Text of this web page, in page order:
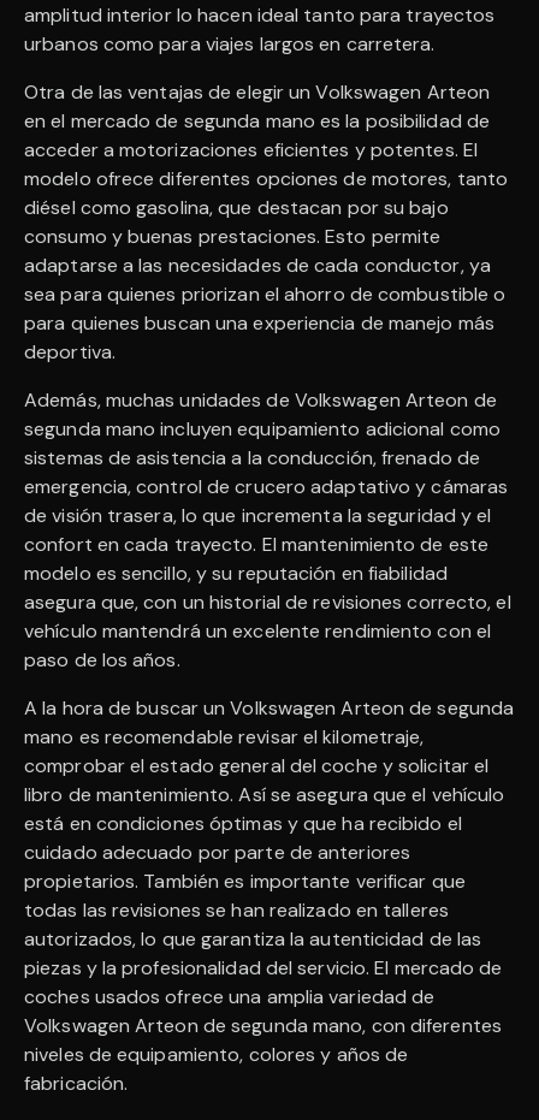
amplitud interior lo hacen ideal tanto para trayectos
urbanos como para viajes largos en carretera.
Otra de las ventajas de elegir un Volkswagen Arteon
en el mercado de segunda mano es la posibilidad de
acceder a motorizaciones eficientes y potentes. El
modelo ofrece diferentes opciones de motores, tanto
diésel como gasolina, que destacan por su bajo
consumo y buenas prestaciones. Esto permite
adaptarse a las necesidades de cada conductor, ya
sea para quienes priorizan el ahorro de combustible o
para quienes buscan una experiencia de manejo más
deportiva.
Además, muchas unidades de Volkswagen Arteon de
segunda mano incluyen equipamiento adicional como
sistemas de asistencia a la conducción, frenado de
emergencia, control de crucero adaptativo y cámaras
de visión trasera, lo que incrementa la seguridad y el
confort en cada trayecto. El mantenimiento de este
modelo es sencillo, y su reputación en fiabilidad
asegura que, con un historial de revisiones correcto, el
vehículo mantendrá un excelente rendimiento con el
paso de los años.
A la hora de buscar un Volkswagen Arteon de segunda
mano es recomendable revisar el kilometraje,
comprobar el estado general del coche y solicitar el
libro de mantenimiento. Así se asegura que el vehículo
está en condiciones óptimas y que ha recibido el
cuidado adecuado por parte de anteriores
propietarios. También es importante verificar que
todas las revisiones se han realizado en talleres
autorizados, lo que garantiza la autenticidad de las
piezas y la profesionalidad del servicio. El mercado de
coches usados ofrece una amplia variedad de
Volkswagen Arteon de segunda mano, con diferentes
niveles de equipamiento, colores y años de
fabricación.